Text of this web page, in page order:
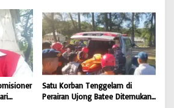
Satu Korban Tenggelam di
Perairan Ujong Batee Ditemukan,